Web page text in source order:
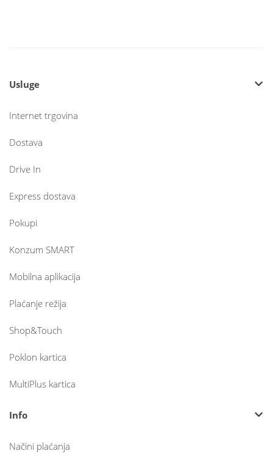
Usluge
Internet trgovina
Dostava
Drive In
Express dostava
Pokupi
Konzum SMART
Mobilna aplikacija
Plaćanje režija
Shop&Touch
Poklon kartica
MultiPlus kartica
Info
Načini plaćanja